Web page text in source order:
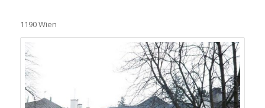
1190 Wien